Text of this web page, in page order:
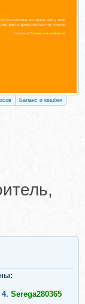
Баланс и кешбек
4. Serega280365